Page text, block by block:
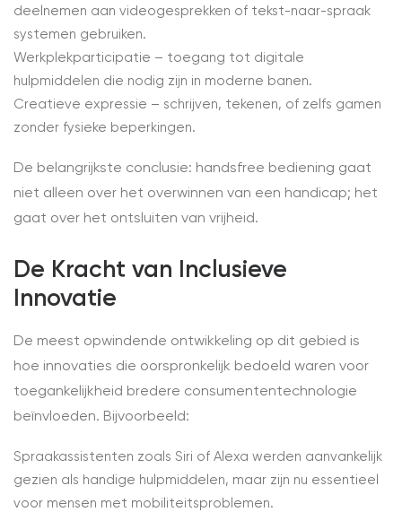
deelnemen aan videogesprekken of tekst-naar-spraak
systemen gebruiken.
Werkplekparticipatie – toegang tot digitale
hulpmiddelen die nodig zijn in moderne banen.
Creatieve expressie – schrijven, tekenen, of zelfs gamen
zonder fysieke beperkingen.
De belangrijkste conclusie: handsfree bediening gaat
niet alleen over het overwinnen van een handicap; het
gaat over het ontsluiten van vrijheid.
De Kracht van Inclusieve
Innovatie
De meest opwindende ontwikkeling op dit gebied is
hoe innovaties die oorspronkelijk bedoeld waren voor
toegankelijkheid bredere consumententechnologie
beïnvloeden. Bijvoorbeeld:
Spraakassistenten zoals Siri of Alexa werden aanvankelijk
gezien als handige hulpmiddelen, maar zijn nu essentieel
voor mensen met mobiliteitsproblemen.